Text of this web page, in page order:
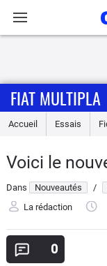
Accueil
Essais
Guide
Electriques
FIAT MULTIPLA
Accueil Essais
Voici le
Dans Nouveautés /
La rédaction
0